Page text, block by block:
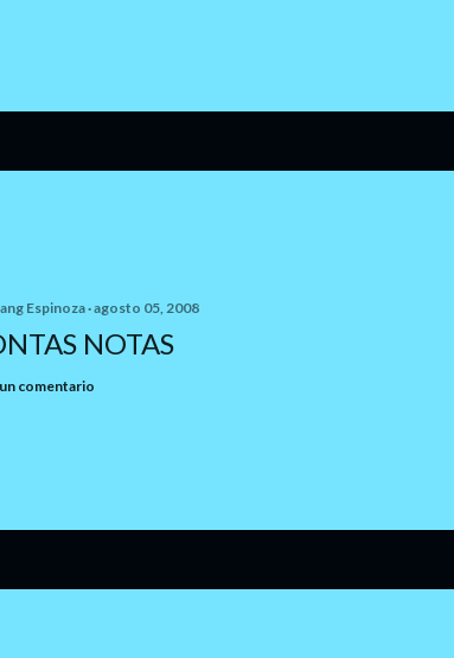
Espinoza agosto 05, 2008
NOTAS
comentario